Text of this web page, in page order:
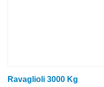
Ravaglioli 3000 Kg